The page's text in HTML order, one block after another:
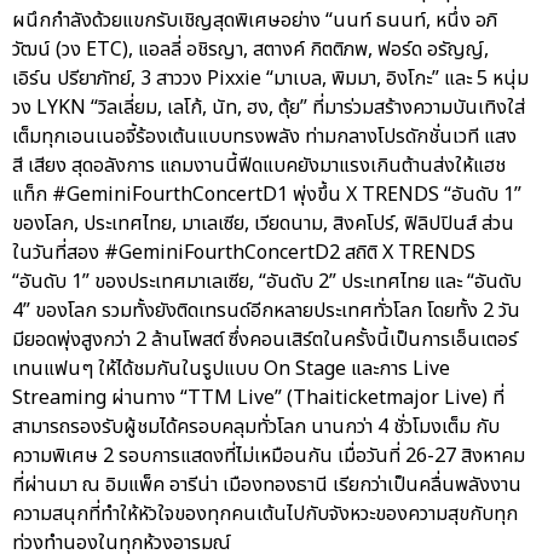
ผนึกกำลังด้วยแขกรับเชิญสุดพิเศษอย่าง “นนท์ ธนนท์, หนึ่ง อภิ
วัฒน์ (วง ETC), แอลลี่ อชิรญา, สตางค์ กิตติภพ, ฟอร์ด อรัญญ์,
เอิร์น ปรียาภัทย์, 3 สาววง Pixxie “มาเบล, พิมมา, อิงโกะ” และ 5 หนุ่ม
วง LYKN “วิลเลี่ยม, เลโก้, นัท, ฮง, ตุ้ย” ที่มาร่วมสร้างความบันเทิงใส่
เต็มทุกเอนเนอจี้ร้องเต้นแบบทรงพลัง ท่ามกลางโปรดักชั่นเวที แสง
สี เสียง สุดอลังการ แถมงานนี้ฟีดแบคยังมาแรงเกินต้านส่งให้แฮช
แท็ก #GeminiFourthConcertD1 พุ่งขึ้น X TRENDS “อันดับ 1”
ของโลก, ประเทศไทย, มาเลเซีย, เวียดนาม, สิงคโปร์, ฟิลิปปินส์ ส่วน
ในวันที่สอง #GeminiFourthConcertD2 สถิติ X TRENDS
“อันดับ 1” ของประเทศมาเลเซีย, “อันดับ 2” ประเทศไทย และ “อันดับ
4” ของโลก รวมทั้งยังติดเทรนด์อีกหลายประเทศทั่วโลก โดยทั้ง 2 วัน
มียอดพุ่งสูงกว่า 2 ล้านโพสต์ ซึ่งคอนเสิร์ตในครั้งนี้เป็นการเอ็นเตอร์
เทนแฟนๆ ให้ได้ชมกันในรูปแบบ On Stage และการ Live
Streaming ผ่านทาง “TTM Live” (Thaiticketmajor Live) ที่
สามารถรองรับผู้ชมได้ครอบคลุมทั่วโลก นานกว่า 4 ชั่วโมงเต็ม กับ
ความพิเศษ 2 รอบการแสดงที่ไม่เหมือนกัน เมื่อวันที่ 26-27 สิงหาคม
ที่ผ่านมา ณ อิมแพ็ค อารีน่า เมืองทองธานี เรียกว่าเป็นคลื่นพลังงาน
ความสนุกที่ทำให้หัวใจของทุกคนเต้นไปกับจังหวะของความสุขกับทุก
ท่วงทำนองในทุกห้วงอารมณ์